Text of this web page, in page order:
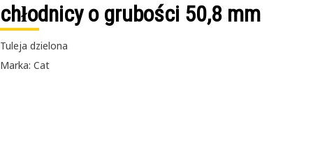
chłodnicy o grubości 50,8 mm
Tuleja dzielona
Marka: Cat